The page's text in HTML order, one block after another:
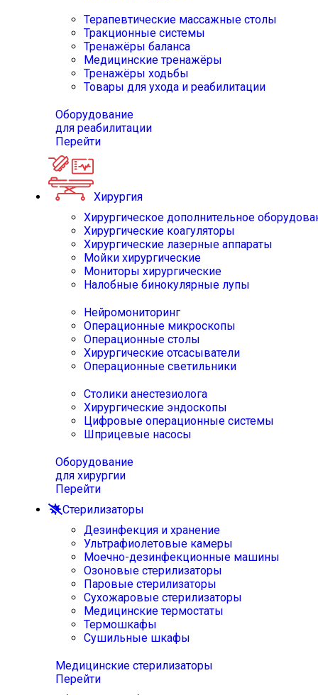
Терапевтические массажные столы
Тракционные системы
Тренажёры баланса
Медицинские тренажёры
Тренажёры ходьбы
Товары для ухода и реабилитации
Оборудование
для реабилитации
Перейти
Хирургия
Хирургическое дополнительное
Хирургические коагуляторы
Хирургические лазерные аппараты
Мойки хирургические
Мониторы хирургические
Налобные бинокулярные лупы
Нейромониторинг
Операционные микроскопы
Операционные столы
Хирургические отсасыватели
Операционные светильники
Столики анестезиолога
Хирургические эндоскопы
Цифровые операционные системы
Шприцевые насосы
Оборудование
для хирургии
Перейти
Стерилизаторы
Дезинфекция и хранение
Ультрафиолетовые камеры
Моечно-дезинфекционные машины
Озоновые стерилизаторы
Паровые стерилизаторы
Сухожаровые стерилизаторы
Медицинские термостаты
Термошкафы
Сушильные шкафы
Медицинские стерилизаторы
Перейти